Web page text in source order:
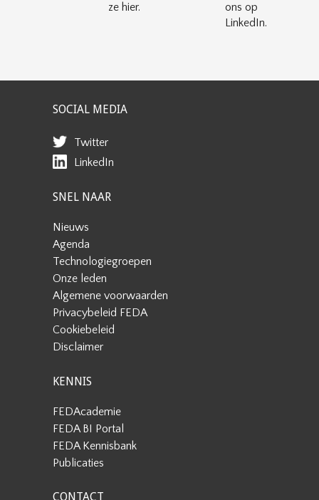
ze hier.
ons op
LinkedIn.
SOCIAL MEDIA
Twitter
LinkedIn
SNEL NAAR
Nieuws
Agenda
Technologiegroepen
Onze leden
Algemene voorwaarden
Privacybeleid FEDA
Cookiebeleid
Disclaimer
KENNIS
FEDAcademie
FEDA BI Portal
FEDA Kennisbank
Publicaties
CONTACT